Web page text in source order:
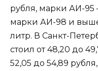
рубля, марки АИ-95
марки АИ-98 и выше
литр. В Санкт-
стоил от 48,20 до
52,05 до 54,89